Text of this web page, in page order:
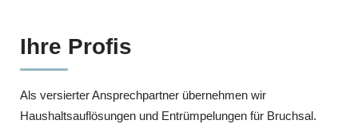
Ihre Profis
Als versierter Ansprechpartner übernehmen wir
Haushaltsauflösungen und Entrümpelungen für Bruchsal.